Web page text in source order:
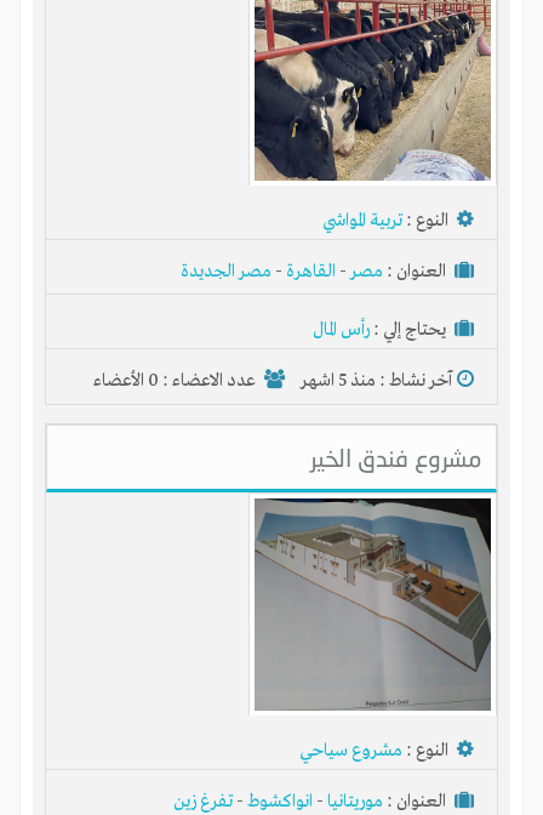
النوع :تربية المواشي
العنوان : مصر- القاهرة - مصر الجديدة
يحتاج إلي : رأس المال
آخر نشاط : منذ 5 اشهر عدد الاعضاء : 0 الأعضاء
مشروع فندق الخير
النوع : مشروع سياحي
العنوان : موريتانيا- انواكشوط-تفرغ زين